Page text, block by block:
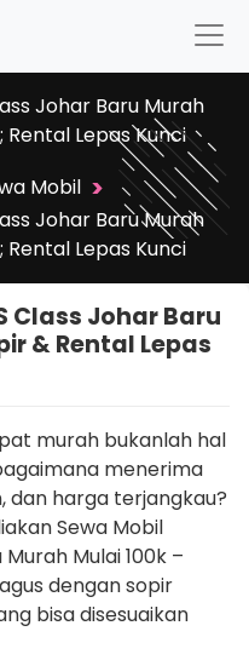
Johar Baru Murah
Rental Lepas Kunci
Mobil >
Johar Baru Murah
Rental Lepas Kunci
Class Johar Baru
& Rental Lepas
murah bukanlah hal
menerima
dan harga terjangkau?
Sewa Mobil
Mulai 100k –
dengan sopir
bisa disesuaikan